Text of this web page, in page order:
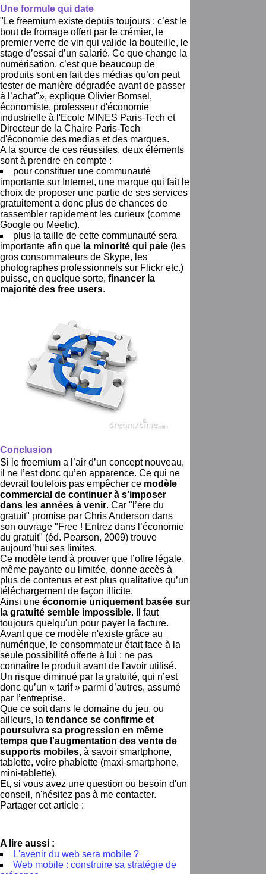
Une formule qui date
"Le freemium existe depuis toujours : c’est le
bout de fromage offert par le crémier, le
premier verre de vin qui valide la bouteille, le
stage d’essai d’un salarié. Ce que change la
numérisation, c’est que beaucoup de
produits sont en fait des médias qu’on peut
tester de manière dégradée avant de passer
à l’achat"», explique Olivier Bomsel,
économiste, professeur d'économie
industrielle à l'Ecole MINES Paris-Tech et
Directeur de la Chaire Paris-Tech
d'économie des medias et des marques.
A la source de ces réussites, deux éléments
sont à prendre en compte :
pour constituer une communauté
importante sur Internet, une marque qui fait le
choix de proposer une partie de ses services
gratuitement a donc plus de chances de
rassembler rapidement les curieux (comme
Google ou Meetic).
plus la taille de cette communauté sera
importante afin que la minorité qui paie (les
gros consommateurs de Skype, les
photographes professionnels sur Flickr etc.)
puisse, en quelque sorte, financer la
majorité des free users.
Conclusion
Si le freemium a l’air d’un concept nouveau,
il ne l’est donc qu’en apparence. Ce qui ne
devrait toutefois pas empêcher ce modèle
commercial de continuer à s’imposer
dans les années à venir. Car "l’ère du
gratuit" promise par Chris Anderson dans
son ouvrage "Free ! Entrez dans l’économie
du gratuit" (éd. Pearson, 2009) trouve
aujourd’hui ses limites.
Ce modèle tend à prouver que l’offre légale,
même payante ou limitée, donne accès à
plus de contenus et est plus qualitative qu’un
téléchargement de façon illicite.
Ainsi une économie uniquement basée sur
la gratuité semble impossible. Il faut
toujours quelqu'un pour payer la facture.
Avant que ce modèle n'existe grâce au
numérique, le consommateur était face à la
seule possibilité offerte à lui : ne pas
connaître le produit avant de l'avoir utilisé.
Un risque diminué par la gratuité, qui n’est
donc qu’un « tarif » parmi d’autres, assumé
par l’entreprise.
Que ce soit dans le domaine du jeu, ou
ailleurs, la tendance se confirme et
poursuivra sa progression en même
temps que l'augmentation des vente de
supports mobiles, à savoir smartphone,
tablette, voire phablette (maxi-smartphone,
mini-tablette).
Et, si vous avez une question ou besoin d'un
conseil, n'hésitez pas à me contacter.
Partager cet article :
A lire aussi :
L'avenir du web sera mobile ?
Web mobile : construire sa stratégie de